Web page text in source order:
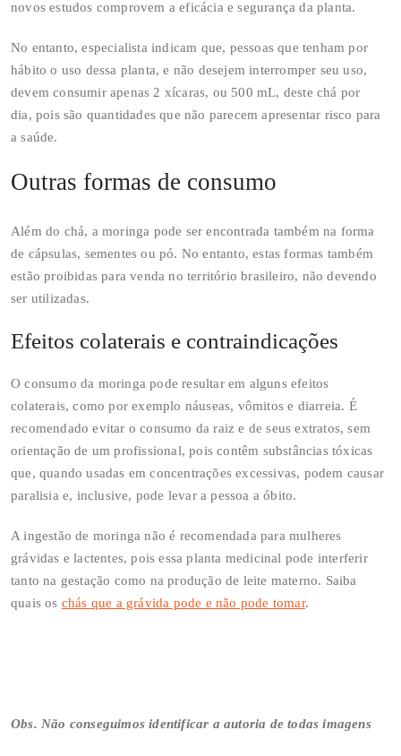
novos estudos comprovem a eficácia e segurança da planta.
No entanto, especialista indicam que, pessoas que tenham por
hábito o uso dessa planta, e não desejem interromper seu uso,
devem consumir apenas 2 xícaras, ou 500 mL, deste chá por
dia, pois são quantidades que não parecem apresentar risco para
a saúde.
Outras formas de consumo
Além do chá, a moringa pode ser encontrada também na forma
de cápsulas, sementes ou pó. No entanto, estas formas também
estão proibidas para venda no território brasileiro, não devendo
ser utilizadas.
Efeitos colaterais e contraindicações
O consumo da moringa pode resultar em alguns efeitos
colaterais, como por exemplo náuseas, vômitos e diarreia. É
recomendado evitar o consumo da raiz e de seus extratos, sem
orientação de um profissional, pois contêm substâncias tóxicas
que, quando usadas em concentrações excessivas, podem causar
paralisia e, inclusive, pode levar a pessoa a óbito.
A ingestão de moringa não é recomendada para mulheres
grávidas e lactentes, pois essa planta medicinal pode interferir
tanto na gestação como na produção de leite materno. Saiba
quais os chás que a grávida pode e não pode tomar.
Obs. Não conseguimos identificar a autoria de todas imagens